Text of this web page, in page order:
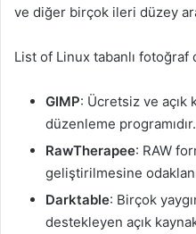
ve diğer birçok ileri düzey
List of Linux tabanlı fotoğraf
GIMP: Ücretsiz ve açık
düzenleme programıdır.
RawTherapee: RAW
geliştirilmesine
Darktable: Birçok
destekleyen açık